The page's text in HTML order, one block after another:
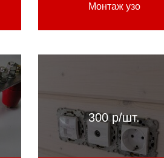
Монтаж узо
300 р/шт.